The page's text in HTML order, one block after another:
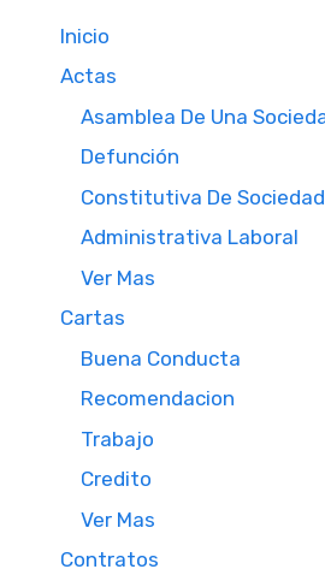
Inicio
Actas
Asamblea De Una
Defunción
Constitutiva De
Administrativa Laboral
Ver Mas
Cartas
Buena Conducta
Recomendacion
Trabajo
Credito
Ver Mas
Contratos